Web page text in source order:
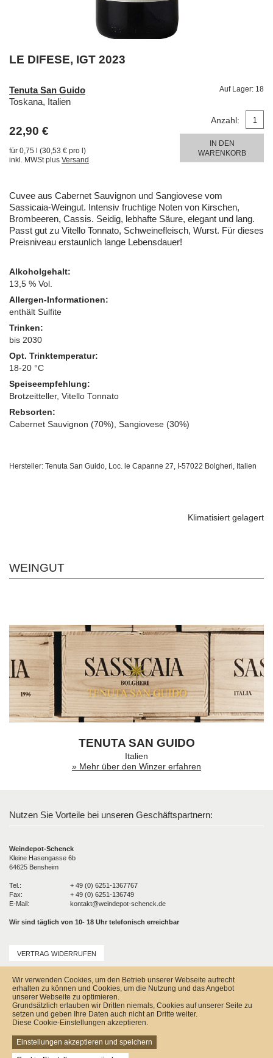
LE DIFESE, IGT 2023
Tenuta San Guido
Toskana, Italien
22,90 €
für 0,75 l (30,53 € pro l)
inkl. MWSt plus Versand
Auf Lager: 18
Anzahl:
IN DEN
WARENKORB
Cuvee aus Cabernet Sauvignon und Sangiovese vom
Sassicaia-Weingut. Intensiv fruchtige Noten von Kirschen,
Brombeeren, Cassis. Seidig, lebhafte Säure, elegant und lang.
Passt gut zu Vitello Tonnato, Schweinefleisch, Wurst. Für dieses
Preisniveau erstaunlich lange Lebensdauer!
Alkoholgehalt:
13,5 % Vol.
Allergen-Informationen:
enthält Sulfite
Trinken:
bis 2030
Opt. Trinktemperatur:
18-20 °C
Speiseempfehlung:
Brotzeitteller, Vitello Tonnato
Rebsorten:
Cabernet Sauvignon (70%), Sangiovese (30%)
Hersteller: Tenuta San Guido, Loc. le Capanne 27, I-57022 Bolgheri, Italien
Klimatisiert gelagert
WEINGUT
TENUTA SAN GUIDO
Italien
» Mehr über den Winzer erfahren
Nutzen Sie Vorteile bei unseren Geschäftspartnern:
Weindepot-Schenck
Kleine Hasengasse 6b
64625 Bensheim
Tel.:
+ 49 (0) 6251-1367767
Fax:
+ 49 (0) 6251-136749
E-Mail:
kontakt@weindepot-schenck.de
Wir sind täglich von 10- 18 Uhr telefonisch erreichbar
VERTRAG WIDERRUFEN
Versandkosten
Kontakt
Zahlungsmöglichkeiten
Rückgabe & Widerrufsrecht
Impressum
Datenschutz
Sitemap
Wir verwenden Cookies, um den Betrieb unserer Webseite aufrecht
erhalten zu können und Cookies, um die Nutzung und das Angebot
unserer Webseite zu optimieren.
Grundsätzlich erlauben wir Dritten niemals, Cookies auf unserer Seite zu
setzen und geben Ihre Daten auch nicht an Dritte weiter.
Diese Cookie-Einstellungen akzeptieren.
Einstellungen akzeptieren und speichern